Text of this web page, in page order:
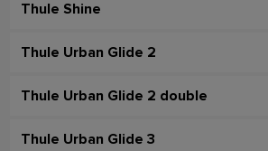
Thule Shine
Thule Urban Glide 2
Thule Urban Glide 2 double
Thule Urban Glide 3